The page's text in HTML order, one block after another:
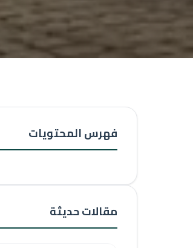
فهرس المحتويات
مقالات حديثة